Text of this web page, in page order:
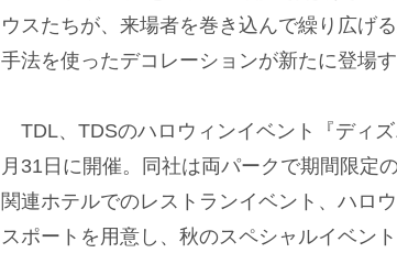
ウスたちが、来場者を巻き込んで繰り広げ
手法を使ったデコレーションが新たに登場す
TDL、TDSのハロウィンイベント『ディ
月31日に開催。同社は両パークで期間限定
関連ホテルでのレストランイベント、ハロ
スポートを用意し、秋のスペシャルイベン